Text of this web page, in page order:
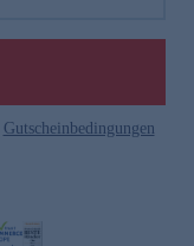
Gutscheinbedingungen